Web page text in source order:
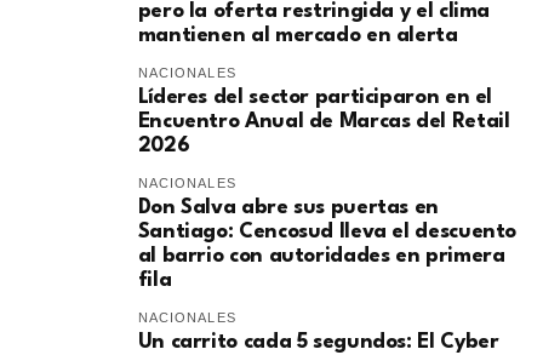
pero la oferta restringida y el clima
mantienen al mercado en alerta
NACIONALES
Líderes del sector participaron en el
Encuentro Anual de Marcas del Retail
2026
NACIONALES
Don Salva abre sus puertas en
Santiago: Cencosud lleva el descuento
al barrio con autoridades en primera
fila
NACIONALES
Un carrito cada 5 segundos: El Cyber